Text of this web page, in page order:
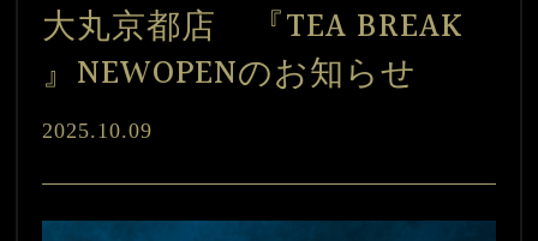
大丸京都店 『TEA BREAK
』NEWOPENのお知らせ
2025.10.09